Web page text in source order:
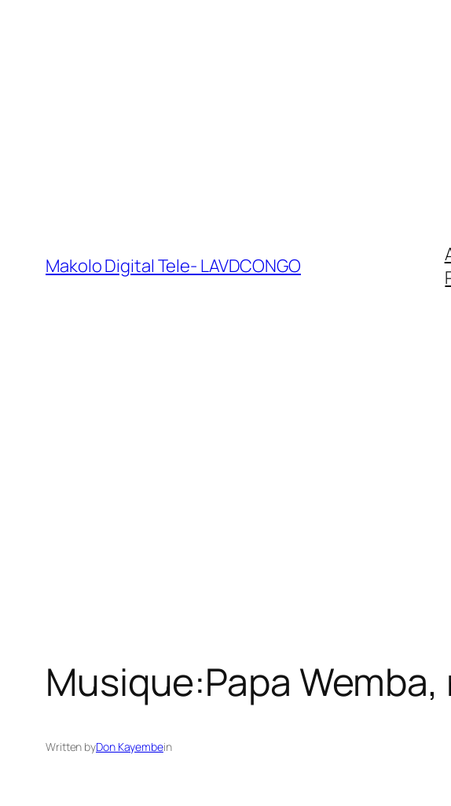
Makolo Digital Tele- LAVDCONGO
Musique:Papa
Written byDon Kayembein